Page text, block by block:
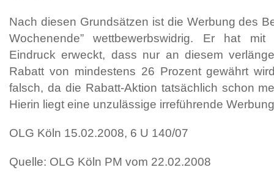
Nach diesen Grundsätzen ist die Werbung des
Wochenende” wettbewerbswidrig. Er hat
Eindruck erweckt, dass nur an diesem
Rabatt von mindestens 26 Prozent gewährt
falsch, da die Rabatt-Aktion tatsächlich schon
Hierin liegt eine unzulässige irreführende
OLG Köln 15.02.2008, 6 U 140/07
Quelle: OLG Köln PM vom 22.02.2008